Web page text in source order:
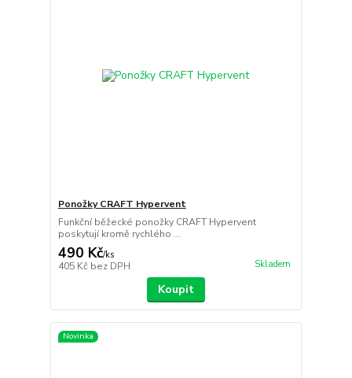
Ponožky CRAFT Hypervent
Funkční běžecké ponožky CRAFT Hypervent
poskytují kromě rychlého ...
490 Kč/ks
405 Kč bez DPH Skladem
Koupit
Novinka